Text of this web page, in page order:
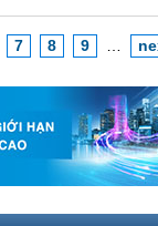
7 8 9